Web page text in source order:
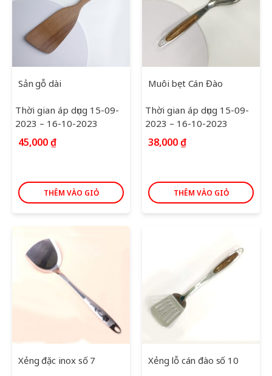
Sản gỗ dài
Thời gian áp dụng 15-09-
2023 – 16-10-2023
45,000₫
THÊM VÀO GIỎ
Muôi bẹt Cán Đào
Thời gian áp dụng 15-09-
2023 – 16-10-2023
38,000₫
THÊM VÀO GIỎ
Xẻng đặc inox số 7 Xẻng lỗ cán đào số 10